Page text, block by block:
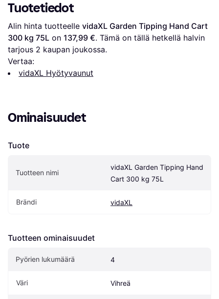
Tuotetiedot
Alin hinta tuotteelle vidaXL Garden Tipping Hand Cart
300 kg 75L on 137,99 €. Tämä on tällä hetkellä halvin
tarjous 2 kaupan joukossa.
Vertaa:
vidaXL Hyötyvaunut
Ominaisuudet
Tuote
Tuotteen nimi
vidaXL Garden Tipping Hand
Cart 300 kg 75L
Brändi vidaXL
Tuotteen ominaisuudet
Pyörien lukumäärä 4
Väri Vihreä